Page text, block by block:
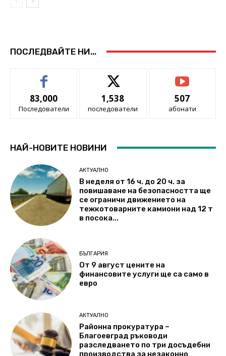
ПОСЛЕДВАЙТЕ НИ...
83,000
Последователи
1,538
последователи
507
абонати
НАЙ-НОВИТЕ НОВИНИ
АКТУАЛНО
В неделя от 16 ч. до 20 ч. за
повишаване на безопасността ще
се ограничи движението на
тежкотоварните камиони над 12 т
в посока...
БЪЛГАРИЯ
От 9 август цените на
финансовите услуги ще са само в
евро
АКТУАЛНО
Районна прокуратура –
Благоевград ръководи
разследването по три досъдебни
производства за незаконно